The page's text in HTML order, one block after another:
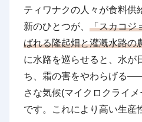
ティワナクの人々が食料供
新のひとつが、 「スカコジ
ばれる隆起畑と灌漑水路の
に水路を巡らせると、水が
ち、霜の害をやわらげる
さな気候(マイクロクライ
です。これにより高い生産